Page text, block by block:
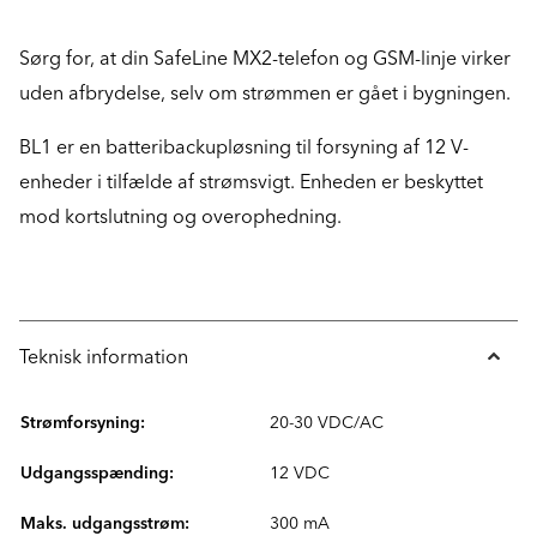
Sørg for, at din SafeLine MX2-telefon og GSM-linje virker
uden afbrydelse, selv om strømmen er gået i bygningen.
BL1 er en batteribackupløsning til forsyning af 12 V-
enheder i tilfælde af strømsvigt. Enheden er beskyttet
mod kortslutning og overophedning.
Teknisk information
Strømforsyning: 20-30 VDC/AC
Udgangsspænding: 12 VDC
Maks. udgangsstrøm: 300 mA